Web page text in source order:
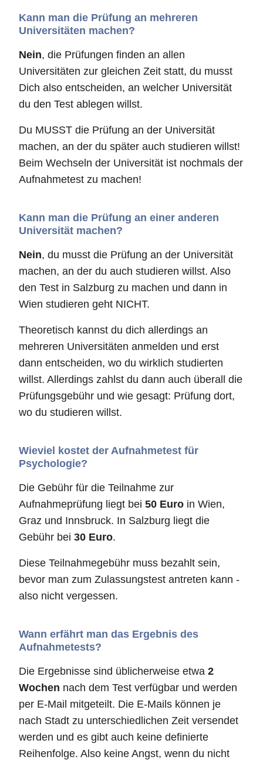
Kann man die Prüfung an mehreren
Universitäten machen?
Nein, die Prüfungen finden an allen
Universitäten zur gleichen Zeit statt, du musst
Dich also entscheiden, an welcher Universität
du den Test ablegen willst.
Du MUSST die Prüfung an der Universität
machen, an der du später auch studieren willst!
Beim Wechseln der Universität ist nochmals der
Aufnahmetest zu machen!
Kann man die Prüfung an einer anderen
Universität machen?
Nein, du musst die Prüfung an der Universität
machen, an der du auch studieren willst. Also
den Test in Salzburg zu machen und dann in
Wien studieren geht NICHT.
Theoretisch kannst du dich allerdings an
mehreren Universitäten anmelden und erst
dann entscheiden, wo du wirklich studierten
willst. Allerdings zahlst du dann auch überall die
Prüfungsgebühr und wie gesagt: Prüfung dort,
wo du studieren willst.
Wieviel kostet der Aufnahmetest für
Psychologie?
Die Gebühr für die Teilnahme zur
Aufnahmeprüfung liegt bei 50 Euro in Wien,
Graz und Innsbruck. In Salzburg liegt die
Gebühr bei 30 Euro.
Diese Teilnahmegebühr muss bezahlt sein,
bevor man zum Zulassungstest antreten kann -
also nicht vergessen.
Wann erfährt man das Ergebnis des
Aufnahmetests?
Die Ergebnisse sind üblicherweise etwa 2
Wochen nach dem Test verfügbar und werden
per E-Mail mitgeteilt. Die E-Mails können je
nach Stadt zu unterschiedlichen Zeit versendet
werden und es gibt auch keine definierte
Reihenfolge. Also keine Angst, wenn du nicht